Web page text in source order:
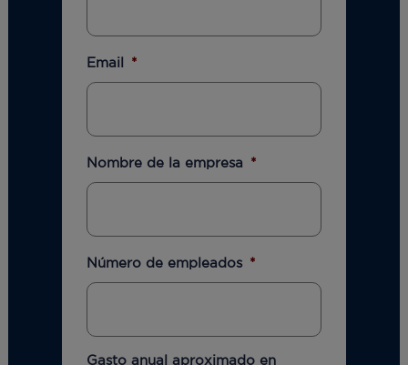
Email *
Nombre de la empresa *
Número de empleados *
Gasto anual aproximado en